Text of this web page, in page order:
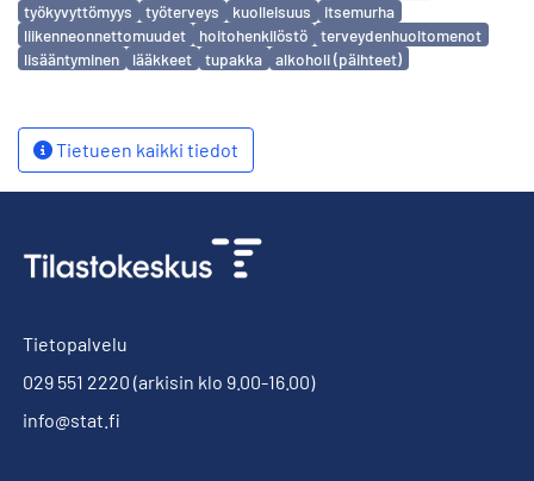
työkyvyttömyys
työterveys kuolleisuus
itsemurha
liikenneonnettomuudet
hoitohenkilöstö
terveydenhuoltomenot
lisääntyminen
lääkkeet tupakka alkoholi (päihteet)
Tietueen kaikki tiedot
Tietopalvelu
029 551 2220 (arkisin klo 9.00-16.00)
info@stat.fi